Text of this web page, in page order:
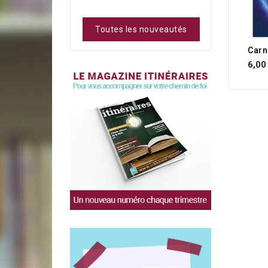
6,00
Toutes les nouveautés